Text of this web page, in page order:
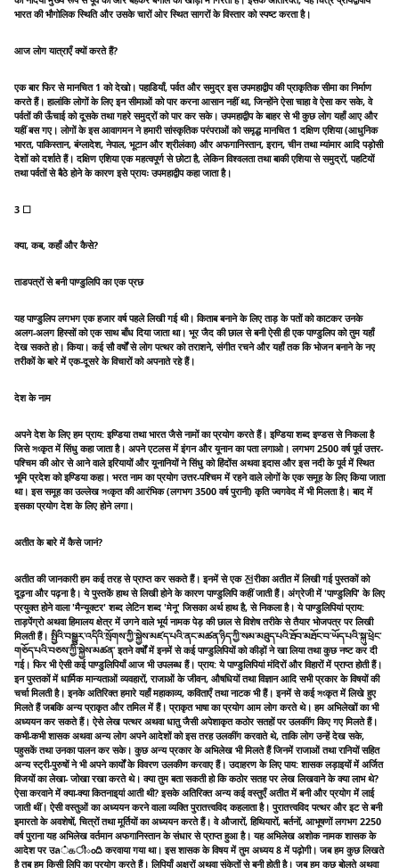
भारत की भौगोलिक स्थिति और उसके चारों ओर स्थित सागरों के विस्तार को स्पष्ट करता है।
आज लोग यात्राएँ क्यों करते हैं?
एक बार फिर से मानचित 1 को देखो। पहाडियाँ, पर्वत और समुद्र इस उपमहाद्वीप की प्राकृतिक सीमा का निर्माण
करते हैं। हालांकि लोगों के लिए इन सीमाओं को पार करना आसान नहीं था, जिन्होंने ऐसा चाहा वे ऐसा कर सके, वे
पर्वतों की ऊँचाई को दूसके तथा गहरे समुद्रों को पार कर सके। उपमहाद्वीप के बाहर से भी कुछ लोग यहाँ आए और
यहीं बस गए। लोगों के इस आवागमन ने हमारी सांस्कृतिक परंपराओं को समृद्ध मानचित 1 दक्षिण एशिया (आधुनिक
भारत, पाकिस्तान, बंग्लादेश, नेपाल, भूटान और श्रीलंका) और अफगानिस्तान, इरान, चीन तथा म्यांमार आदि पड़ोसी
देशों को दर्शाते हैं। दक्षिण एशिया एक महत्वपूर्ण से छोटा है, लेकिन विश्वलता तथा बाकी एशिया से समुद्रों, पहटियों
तथा पर्वतों से बैठे होने के कारण इसे प्रायः उपमहाद्वीप कहा जाता है।
3 ☐
क्या, कब, कहाँ और कैसे?
ताडपत्रों से बनी पाण्डुलिपि का एक प्रछ
यह पाण्डुलिप लगभग एक हजार वर्ष पहले लिखी गई थी। किताब बनाने के लिए ताड़ के पतों को काटकर उनके
अलग-अलग हिस्सों को एक साथ बाँध दिया जाता था। भूर जैद की छाल से बनी ऐसी ही एक पाण्डुलिप को तुम यहाँ
देख सकते हो। किया। कई सौ वर्षों से लोग पत्थर को तराशने, संगीत रचने और यहाँ तक कि भोजन बनाने के नए
तरीकों के बारे में एक-दूसरे के विचारों को अपनाते रहे हैं।
देश के नाम
अपने देश के लिए हम प्राय: इण्डिया तथा भारत जैसे नामों का प्रयोग करते हैं। इण्डिया शब्द इण्डस से निकला है
जिसे সংकृत में सिंधु कहा जाता है। अपने एटलस में इंगन और यूनान का पता लगाओ। लगभग 2500 वर्ष पूर्व उत्तर-
पश्चिम की ओर से आने वाले इरियायों और यूनानियों ने सिंधु को हिंदोंस अथवा इदास और इस नदी के पूर्व में स्थित
भूमि प्रदेश को इण्डिया कहा। भरत नाम का प्रयोग उत्तर-पश्चिम में रहने वाले लोगों के एक समूह के लिए किया जाता
था। इस समूह का उल्लेख সংकृत की आरंभिक (लगभग 3500 वर्ष पुरानी) कृति ज्वगवेद में भी मिलता है। बाद में
इसका प्रयोग देश के लिए होने लगा।
अतीत के बारे में कैसे जानं?
अतीत की जानकारी हम कई तरह से प्राप्त कर सकते हैं। इनमें से एक 전रीका अतीत में लिखी गई पुस्तकों को
दूढ़ना और पढ़ना है। ये पुस्तकें हाथ से लिखी होने के कारण पाण्डुलिपि कहीं जाती हैं। अंग्रेजी में 'पाण्डुलिपि' के लिए
प्रयुक्त होने वाला 'मैन्यूक्टर' शब्द लेटिन शब्द 'मेनू' जिसका अर्थ हाथ है, से निकला है। ये पाण्डुलिपियां प्राय:
ताड़पेंग्रो अथवा हिमालय क्षेत्र में उगने वाले भूर्य नामक पेड़ की छाल से विशेष तरीके से तैयार भोजपत्र पर लिखी
मिलती हैं। སྤྱིའི་བསྒྱུར་འདིའི་སྲོགས་ཀྱི་སྐྱེས་མཛད་པའི་ནང་མཚན་ཉིད་ཀྱི་སམ་མཐུད་པའི་ཐོབ་མཐོང་བ་ཡོད་པའི་སྐུ་ཕྲེང་
གཅོད་པའི་བཅས་ཀྱི་སྐྱེས་མཚན་ इतने वर्षों में इनमें से कई पाण्डुलिपियों को कीड़ों ने खा लिया तथा कुछ नष्ट कर दी
गई। फिर भी ऐसी कई पाण्डुलिपियाँ आज भी उपलब्ध हैं। प्राय: ये पाण्डुलिपियां मंदिरों और विहारों में प्राप्त होती हैं।
इन पुस्तकों में धार्मिक मान्यताओं व्यवहारों, राजाओं के जीवन, औषधियों तथा विज्ञान आदि सभी प्रकार के विषयों की
चर्चा मिलती है। इनके अतिरिक्त हमारे यहाँ महाकाव्य, कविताएँ तथा नाटक भी हैं। इनमें से कई সংकृत में लिखे हुए
मिलते हैं जबकि अन्य प्राकृत और तमिल में हैं। प्राकृत भाषा का प्रयोग आम लोग करते थे। हम अभिलेखों का भी
अध्ययन कर सकते हैं। ऐसे लेख पत्थर अथवा धातु जैसी अपेशाकृत कठोर सतहों पर उलकींग किए गए मिलते हैं।
कभी-कभी शासक अथवा अन्य लोग अपने आदेशों को इस तरह उलकींग करवाते थे, ताकि लोग उन्हें देख सके,
पहुसकें तथा उनका पालन कर सके। कुछ अन्य प्रकार के अभिलेख भी मिलते हैं जिनमें राजाओं तथा रानियों सहित
अन्य स्ट्री-पुरुषों ने भी अपने कार्यों के विवरण उलकीण करवाए हैं। उदाहरण के लिए पाय: शासक लड़ाइयों में अर्जित
विजयों का लेखा- जोखा रखा करते थे। क्या तुम बता सकती हो कि कठोर सतह पर लेख लिखवाने के क्या लाभ थे?
ऐसा करवाने में क्या-क्या कितनाइ्यां आती थी? इसके अतिरिक्त अन्य कई वस्तुएँ अतीत में बनी और प्रयोग में लाई
जाती थीं। ऐसी वस्तुओं का अध्ययन करने वाला व्यक्ति पुरातत्त्वविद कहलाता है। पुरातत्त्वविद पत्थर और इट से बनी
इमारतो के अवशेषों, चित्रों तथा मूर्तियों का अध्ययन करते हैं। वे औजारों, हिथियारों, बर्तनों, आभूषणों लगभग 2250
वर्ष पुराना यह अभिलेख वर्तमान अफगानिस्तान के संधार से प्राप्त हुआ है। यह अभिलेख अशोक नामक शासक के
आदेश पर उล்கीంది करवाया गया था। इस शासक के विषय में तुम अध्यय 8 में पढ़ोगी। जब हम कुछ लिखते
है तब हम किसी लिपि का प्रयोग करते हैं। लिपियाँ अक्षरों अथवा संकेतों से बनी होती है। जब हम कुछ बोलते अथवा